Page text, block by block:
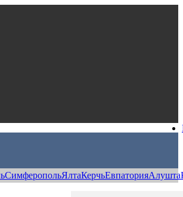
СимферопольЯлтаКерчьЕвпаторияАлушта